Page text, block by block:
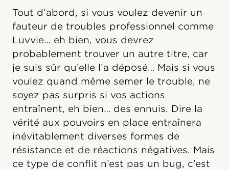
Tout d’abord, si vous voulez devenir un
fauteur de troubles professionnel comme
Luvvie… eh bien, vous devrez
probablement trouver un autre titre, car
je suis sûr qu’elle l’a déposé… Mais si vous
voulez quand même semer le trouble, ne
soyez pas surpris si vos actions
entraînent, eh bien… des ennuis. Dire la
vérité aux pouvoirs en place entraînera
inévitablement diverses formes de
résistance et de réactions négatives. Mais
ce type de conflit n’est pas un bug, c’est